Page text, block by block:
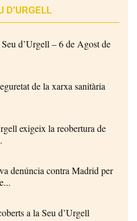
D'URGELL
d’Urgell – 6 de Agost de
de la xarxa sanitària
exigeix la reobertura de
denúncia contra Madrid per
a la Seu d’Urgell